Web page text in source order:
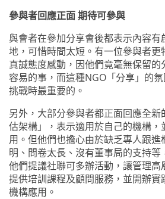
參與者回應正面 期待可參與
與會者在參加分享會後都表示內容
地，可惜時間太短。有一位參與者更
真誠態度感動，因他們竟毫無保留
容易的事，而這種NGO「分享」的
挑戰時最重要的。
另外，大部分參與者都正面回應全
估架構」，表示適用於自己的機構，
用。但他們也擔心由於缺乏專人跟
明、問卷太長、沒有董事局的支持等
他們提議社聯可多辦活動，讓管理
提供培訓課程及顧問服務，並開辦實
機構應用。